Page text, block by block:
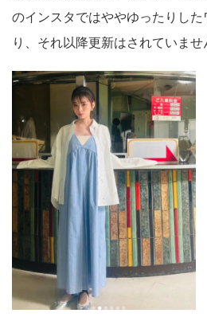
のインスタではややゆったりし
り、それ以降更新はされていませ